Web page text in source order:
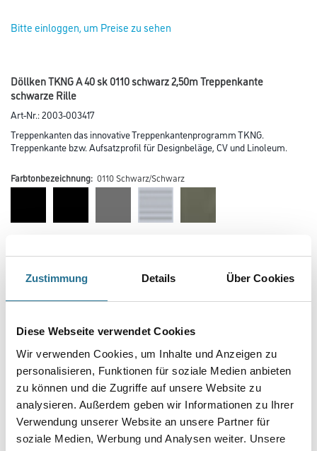
Zustimmung Details Über Cookies
Diese Webseite verwendet Cookies
Wir verwenden Cookies, um Inhalte und Anzeigen zu
personalisieren, Funktionen für soziale Medien anbieten
zu können und die Zugriffe auf unsere Website zu
analysieren. Außerdem geben wir Informationen zu Ihrer
Verwendung unserer Website an unsere Partner für
soziale Medien, Werbung und Analysen weiter. Unsere
Bitte einloggen, um Preise zu sehen
Döllken TKNG A 40 sk 0110 schwarz 2,50m Treppenkante
schwarze Rille
Art-Nr.:2003-003417
Treppenkanten das innovative Treppenkantenprogramm TKNG.
Treppenkante bzw. Aufsatzprofil für Designbeläge, CV und Linoleum.
Farbtonbezeichnung: 0110 Schwarz/Schwarz
Länge in centimeter
Breite in centimeter
Gebinde